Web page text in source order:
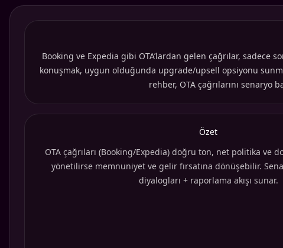
Booking ve Expedia gibi OTA’lardan gelen çağrılar,
konuşmak, uygun olduğunda upgrade/upsell opsiyonu
rehber, OTA çağrılarını senaryo
Özet
OTA çağrıları (Booking/Expedia) doğru ton, net politika ve
yönetilirse memnuniyet ve gelir fırsatına dönüşebilir.
diyalogları + raporlama akışı sunar.